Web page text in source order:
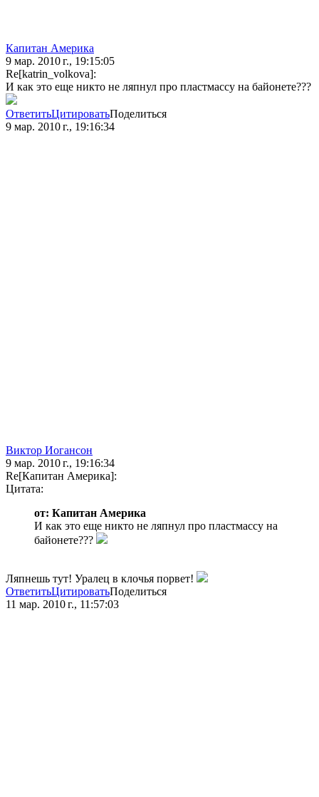
Капитан Америка
9 мар. 2010 г., 19:15:05
Re[katrin_volkova]:
И как это еще никто не ляпнул про пластмассу на байонете???
ОтветитьЦитироватьПоделиться
9 мар. 2010 г., 19:16:34
Виктор Иогансон
9 мар. 2010 г., 19:16:34
Re[Капитан Америка]:
Цитата:
от: Капитан Америка
И как это еще никто не ляпнул про пластмассу на
байонете???
Ляпнешь тут! Уралец в клочья порвет!
ОтветитьЦитироватьПоделиться
11 мар. 2010 г., 11:57:03